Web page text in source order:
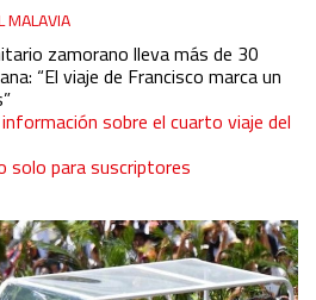
MALAVIA
zamorano lleva más de 30
“El viaje de Francisco marca un
sobre el cuarto viaje del
solo para suscriptores